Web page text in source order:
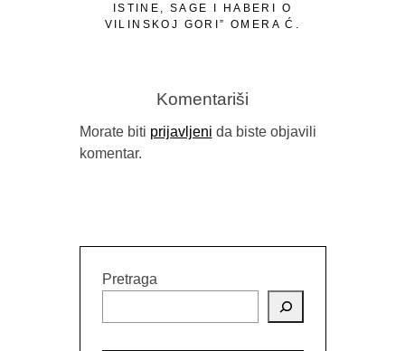
ISTINE, SAGE I HABERI O
VILINSKOJ GORI” OMERA Ć.
Komentariši
Morate biti prijavljeni da biste objavili
komentar.
Pretraga